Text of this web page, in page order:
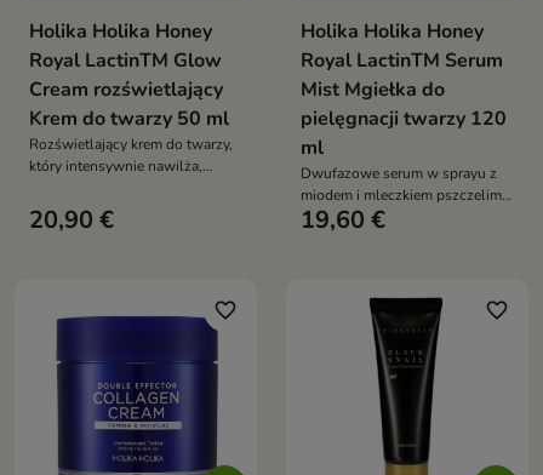
Holika Holika Honey
Royal LactinTM Glow
Cream rozświetlający
Krem do twarzy 50 ml
Rozświetlający krem do twarzy,
który intensywnie nawilża,
przywrócić jej zdrowy,
promienny wygląd
20,90 €
Holika Holika Honey
Royal LactinTM Serum
Mist Mgiełka do
pielęgnacji twarzy 120
ml
Dwufazowe serum w sprayu z
miodem i mleczkiem pszczelim,
które intensywnie nawilża,
19,60 €
favorite_border favorite_border